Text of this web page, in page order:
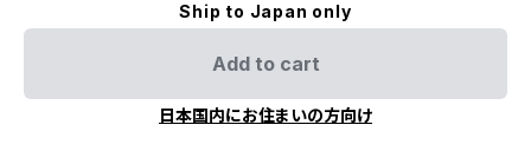
Ship to Japan only
Add to cart
日本国内にお住まいの方向け